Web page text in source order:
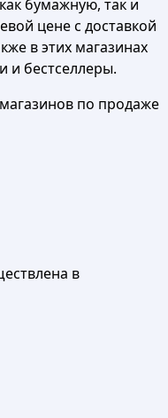
бумажную, так и
цене с доставкой
в этих магазинах
и бестселлеры.
по продаже
в